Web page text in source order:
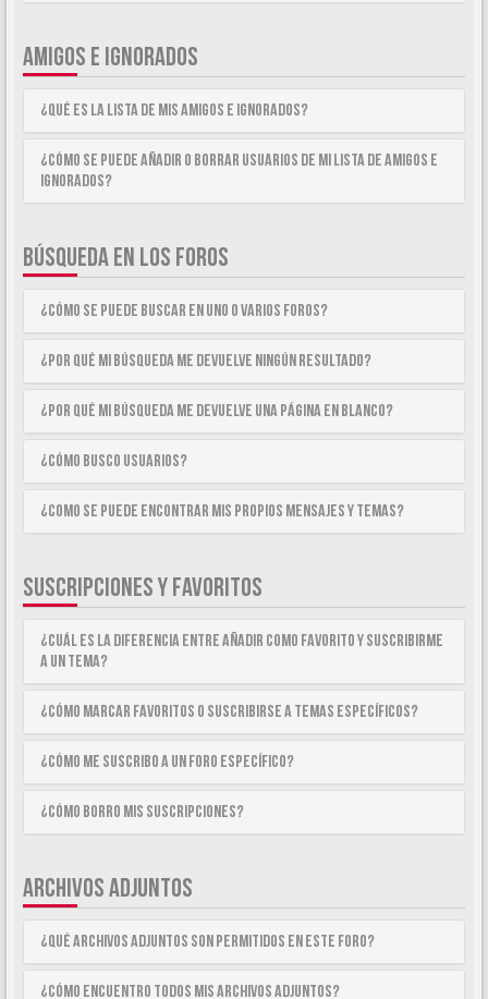
AMIGOS E IGNORADOS
¿Qué es la lista de Mis Amigos e Ignorados?
¿Cómo se puede añadir o borrar usuarios de mi lista de Amigos e
Ignorados?
BÚSQUEDA EN LOS FOROS
¿Cómo se puede buscar en uno o varios foros?
¿Por qué mi búsqueda me devuelve ningún resultado?
¿Por qué mi búsqueda me devuelve una página en blanco?
¿Cómo busco usuarios?
¿Como se puede encontrar mis propios mensajes y temas?
SUSCRIPCIONES Y FAVORITOS
¿Cuál es la diferencia entre añadir como Favorito y suscribirme
a un tema?
¿Cómo marcar Favoritos o suscribirse a temas específicos?
¿Cómo me suscribo a un foro específico?
¿Cómo borro mis suscripciones?
ARCHIVOS ADJUNTOS
¿Qué archivos adjuntos son permitidos en este foro?
¿Cómo encuentro todos mis archivos adjuntos?